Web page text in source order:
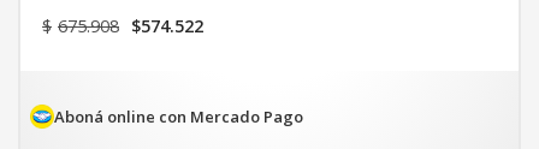
$ 675.908 El
$675.908.
$574.522El
$574.522.
Aboná online con Mercado Pago